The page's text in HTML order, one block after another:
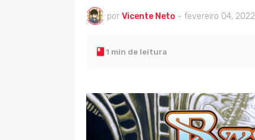
por Vicente Neto - fevereiro 04, 2022
1 min de leitura